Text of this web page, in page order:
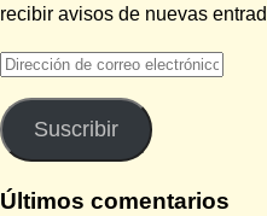
recibir avisos de nuevas
Dirección
correo
electrónico
Suscribir
Últimos comentarios